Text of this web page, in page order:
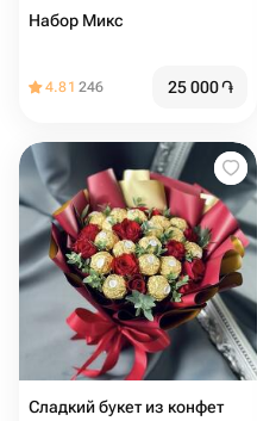
Набор Микс
4.81 246 25 000֏
Сладкий букет из конфет